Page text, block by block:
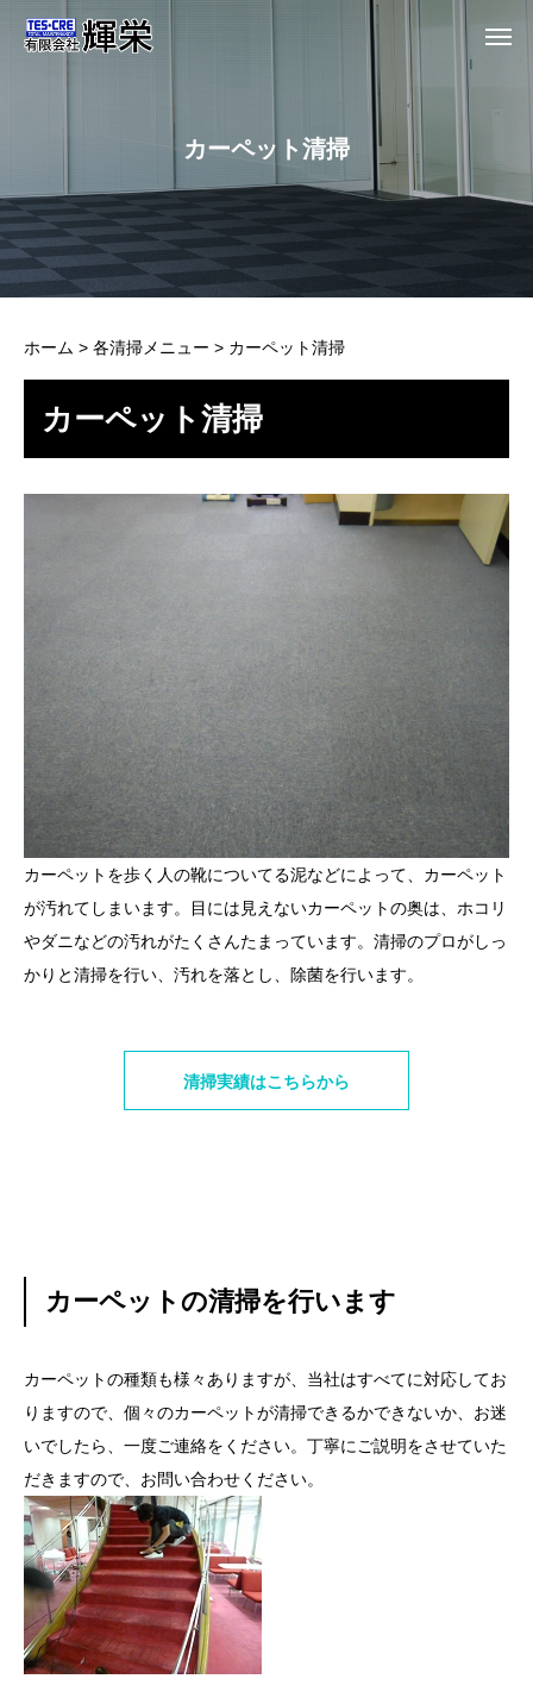
カーペット清掃
ホーム > 各清掃メニュー > カーペット清掃
カーペット清掃
カーペットを歩く人の靴についてる泥などによって、カーペット
が汚れてしまいます。目には見えないカーペットの奥は、ホコリ
やダニなどの汚れがたくさんたまっています。清掃のプロがしっ
かりと清掃を行い、汚れを落とし、除菌を行います。
清掃実績はこちらから
カーペットの清掃を行います
カーペットの種類も様々ありますが、当社はすべてに対応してお
りますので、個々のカーペットが清掃できるかできないか、お迷
いでしたら、一度ご連絡をください。丁寧にご説明をさせていた
だきますので、お問い合わせください。